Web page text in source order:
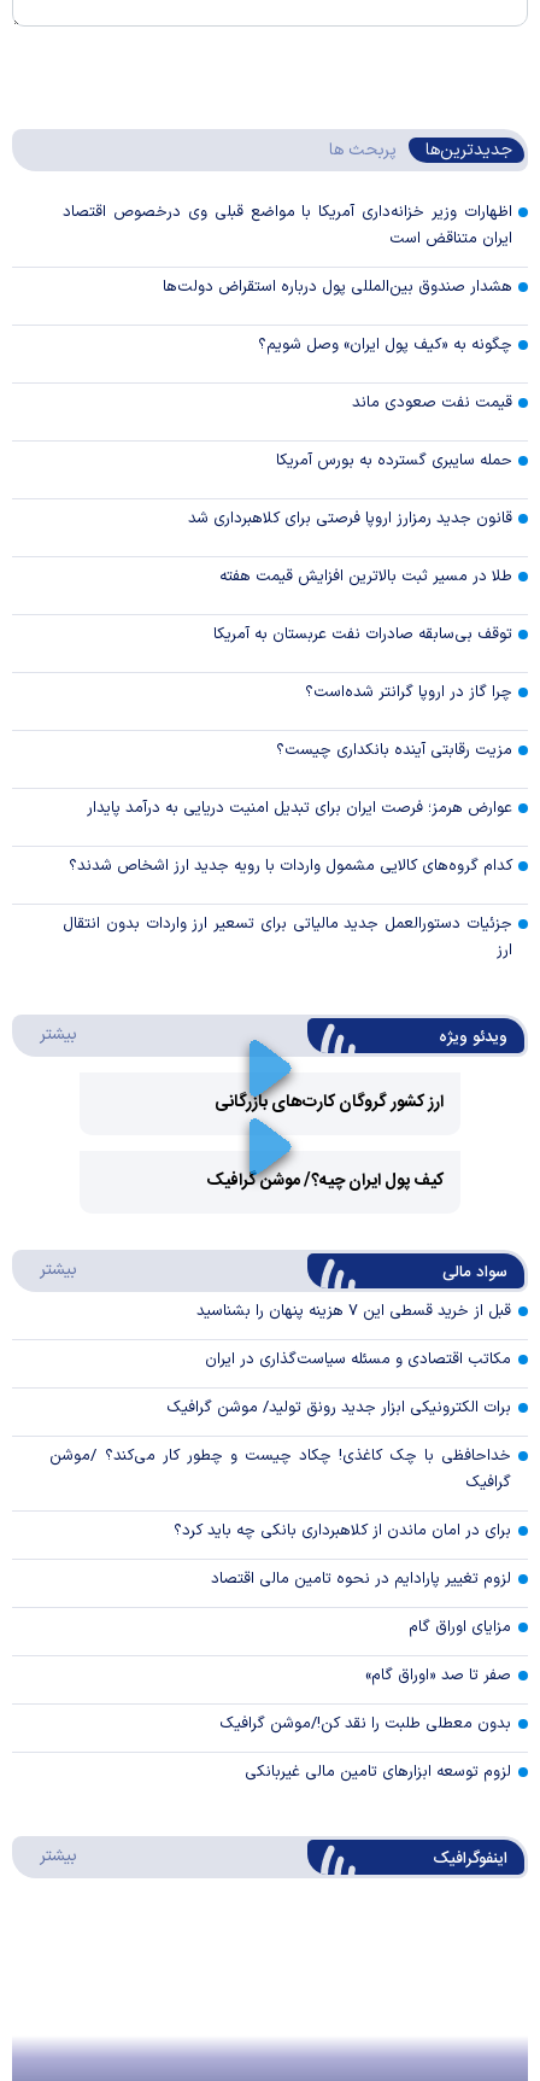
جدیدترین‌ها پربحث ها
اظهارات وزیر خزانه‌داری آمریکا با مواضع قبلی وی درخصوص اقتصاد
ایران متناقض است
هشدار صندوق بین‌المللی پول درباره استقراض دولت‌ها
چگونه به «کیف پول ایران» وصل شویم؟
قیمت نفت صعودی ماند
حمله سایبری گسترده به بورس آمریکا
قانون جدید رمزارز اروپا فرصتی برای کلاهبرداری شد
طلا در مسیر ثبت بالاترین افزایش قیمت هفته
توقف بی‌سابقه صادرات نفت عربستان به آمریکا
چرا گاز در اروپا گرانتر شده‌است؟
مزیت رقابتی آینده بانکداری چیست؟
عوارض هرمز؛ فرصت ایران برای تبدیل امنیت دریایی به درآمد پایدار
کدام گروه‌های کالایی مشمول واردات با رویه جدید ارز اشخاص شدند؟
جزئیات دستورالعمل جدید مالیاتی برای تسعیر ارز واردات بدون انتقال
ارز
ویدئو ویژه بیشتر
ارز کشور گروگان کارت‌های بازرگانی
Video
کیف پول ایران چیه؟/ موشن گرافیک
سواد مالی بیشتر
قبل از خرید قسطی این ۷ هزینه پنهان را بشناسید
مکاتب اقتصادی و مسئله سیاست‌گذاری در ایران
برات الکترونیکی ابزار جدید رونق تولید/ موشن گرافیک
خداحافظی با چک کاغذی! چکاد چیست و چطور کار می‌کند؟ /موشن
گرافیک
برای در امان ماندن از کلاهبرداری بانکی چه باید کرد؟
لزوم تغییر پارادایم در نحوه تامین مالی اقتصاد
مزایای اوراق گام
صفر تا صد «اوراق گام»
بدون معطلی طلبت را نقد کن!/موشن گرافیک
لزوم توسعه ابزارهای تامین مالی غیربانکی
اینفوگرافیک بیشتر